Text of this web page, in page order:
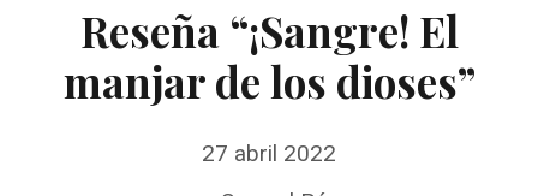
Reseña “¡Sangre! El
manjar de los dioses”
27 abril 2022